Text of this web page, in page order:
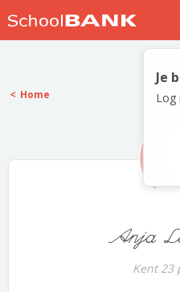
Meld je
Je
Log
Home
Anja
Kent 23